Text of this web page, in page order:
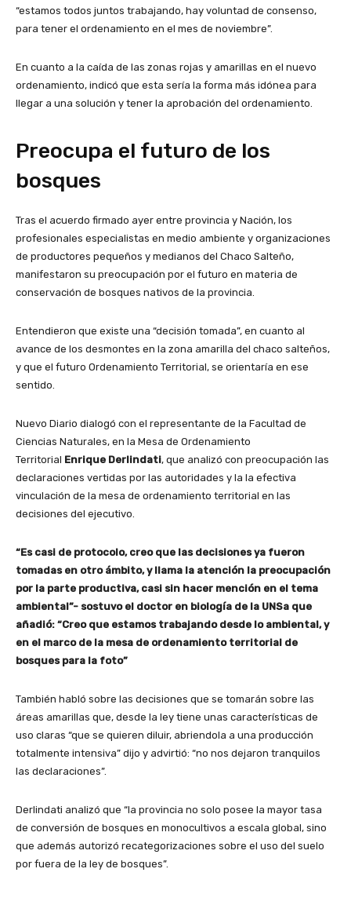
“estamos todos juntos trabajando, hay voluntad de consenso,
para tener el ordenamiento en el mes de noviembre”.
En cuanto a la caída de las zonas rojas y amarillas en el nuevo
ordenamiento, indicó que esta sería la forma más idónea para
llegar a una solución y tener la aprobación del ordenamiento.
Preocupa el futuro de los
bosques
Tras el acuerdo firmado ayer entre provincia y Nación, los
profesionales especialistas en medio ambiente y organizaciones
de productores pequeños y medianos del Chaco Salteño,
manifestaron su preocupación por el futuro en materia de
conservación de bosques nativos de la provincia.
Entendieron que existe una “decisión tomada”, en cuanto al
avance de los desmontes en la zona amarilla del chaco salteños,
y que el futuro Ordenamiento Territorial, se orientaría en ese
sentido.
Nuevo Diario dialogó con el representante de la Facultad de
Ciencias Naturales, en la Mesa de Ordenamiento
Territorial Enrique Derlindati, que analizó con preocupación las
declaraciones vertidas por las autoridades y la la efectiva
vinculación de la mesa de ordenamiento territorial en las
decisiones del ejecutivo.
“Es casi de protocolo, creo que las decisiones ya fueron
tomadas en otro ámbito, y llama la atención la preocupación
por la parte productiva, casi sin hacer mención en el tema
ambiental”- sostuvo el doctor en biología de la UNSa que
añadió: “Creo que estamos trabajando desde lo ambiental, y
en el marco de la mesa de ordenamiento territorial de
bosques para la foto”
También habló sobre las decisiones que se tomarán sobre las
áreas amarillas que, desde la ley tiene unas características de
uso claras “que se quieren diluir, abriendola a una producción
totalmente intensiva” dijo y advirtió: “no nos dejaron tranquilos
las declaraciones”.
Derlindati analizó que “la provincia no solo posee la mayor tasa
de conversión de bosques en monocultivos a escala global, sino
que además autorizó recategorizaciones sobre el uso del suelo
por fuera de la ley de bosques”.